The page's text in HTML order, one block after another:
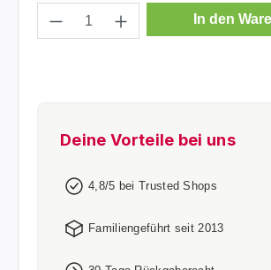
Produkt Anzahl: Gib den
In den
Deine Vorteile bei uns
4,8/5 bei Trusted Shops
Familiengeführt seit 2013